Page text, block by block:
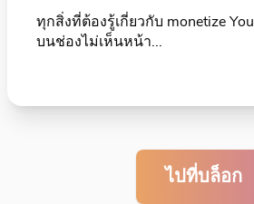
ทุกสิ่งที่ต้องรู้เกี่ยวกับ monetize
บนช่องไม่เห็นหน้า...
ไปที่บล็อก